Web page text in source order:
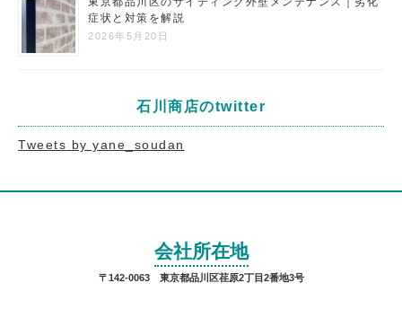
症状と対策を解説
2026年5月20日
石川商店のtwitter
Tweets by yane_soudan
会社所在地
〒142-0063 東京都品川区荏原2丁目2番地3号